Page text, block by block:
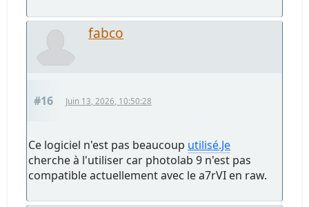
fabco
#16 Juin 13, 2026, 10:50:28
Ce logiciel n'est pas beaucoup utilisé.Je
cherche à l'utiliser car photolab 9 n'est pas
compatible actuellement avec le a7rVI en raw.